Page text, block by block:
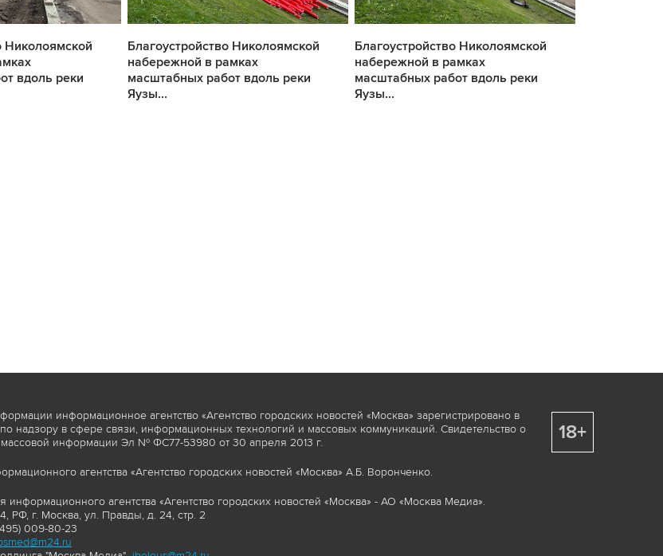
Николоямской
вдоль реки
Благоустройство Николоямской
набережной в рамках
масштабных работ вдоль реки
Яузы...
Благоустройство Николоямской
набережной в рамках
масштабных работ вдоль реки
Яузы...
информационное агентство «Агентство городских новостей «Москва» зарегистрировано в
надзору в сфере связи, информационных технологий и массовых коммуникаций. Свидетельство о
массовой информации Эл № ФС77-53980 от 30 апреля 2013 г.
агентства «Агентство городских новостей «Москва» А.Б. Воронченко.
информационного агентства «Агентство городских новостей «Москва» - АО «Москва Медиа».
РФ, г. Москва, ул. Правды, д. 24, стр. 2
009-80-23
18+